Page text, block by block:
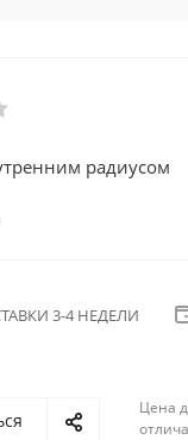
радиусом
3-4 НЕДЕЛИ
Цена